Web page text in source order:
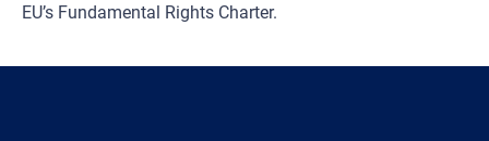
EU’s Fundamental Rights Charter.